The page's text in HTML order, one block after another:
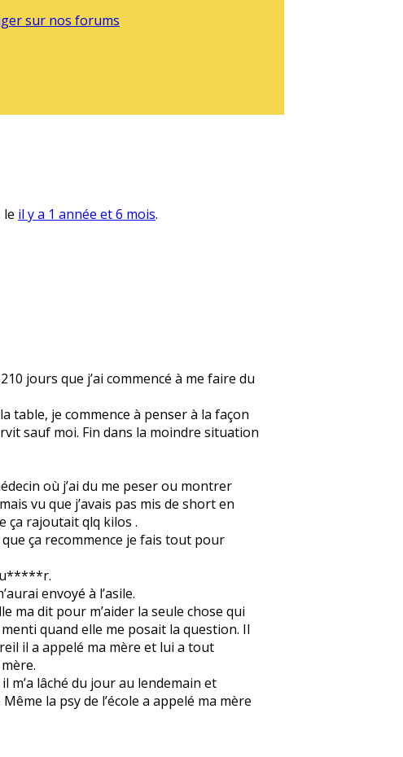
sur nos forums
le il y a 1 année et 6 mois.
jours que j’ai commencé à me faire du
table, je commence à penser à la façon
sauf moi. Fin dans la moindre situation
où j’ai du me peser ou montrer
vu que j’avais pas mis de short en
ça rajoutait qlq kilos .
ça recommence je fais tout pour
envoyé à l’asile.
ma dit pour m’aider la seule chose qui
quand elle me posait la question. Il
il a appelé ma mère et lui a tout
m’a lâché du jour au lendemain et
la psy de l’école a appelé ma mère